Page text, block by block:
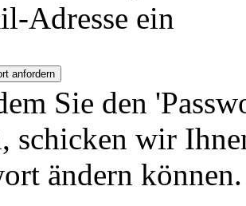
Adresse ein
anfordern
Sie den
schicken wir
ändern können.